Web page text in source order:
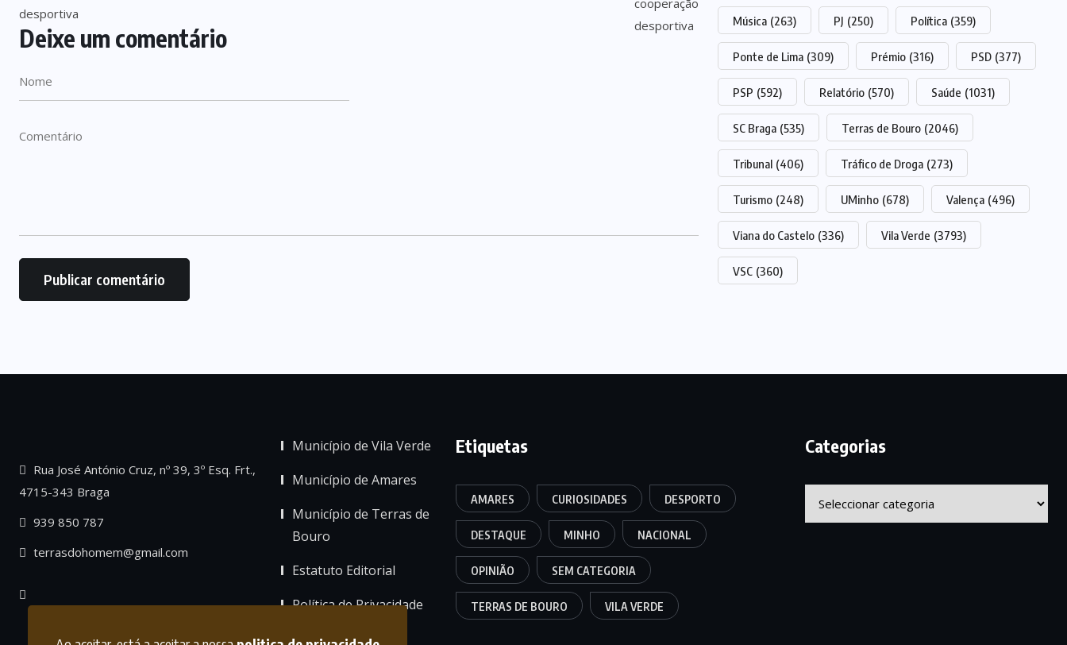
Deixe um comentário
Música (263) PJ (250) Política (359)
Ponte de Lima (309) Prémio (316) PSD (377)
PSP (592) Relatório (570) Saúde (1031)
SC Braga (535) Terras de Bouro (2046)
Tribunal (406) Tráfico de Droga (273)
Turismo (248) UMinho (678) Valença (496)
Viana do Castelo (336) Vila Verde (3793)
VSC (360)
Rua José António Cruz, nº 39, 3º Esq. Frt.,
4715-343 Braga
939 850 787
terrasdohomem@gmail.com
Município de Vila Verde
Município de Amares
Município de Terras de
Bouro
Estatuto Editorial
Política de Privacidade
Etiquetas
AMARES CURIOSIDADES DESPORTO
DESTAQUE MINHO NACIONAL
OPINIÃO SEM CATEGORIA
TERRAS DE BOURO VILA VERDE
Categorias